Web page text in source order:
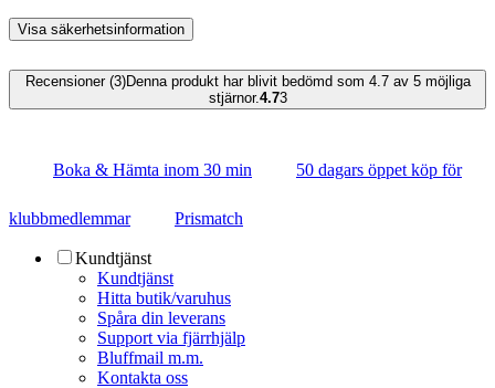
Visa säkerhetsinformation
Recensioner (3)Denna produkt har blivit bedömd som 4.7 av 5 möjliga
stjärnor.4.73
Boka & Hämta inom 30 min 50 dagars öppet köp för
klubbmedlemmar Prismatch
Kundtjänst
Kundtjänst
Hitta butik/varuhus
Spåra din leverans
Support via fjärrhjälp
Bluffmail m.m.
Kontakta oss